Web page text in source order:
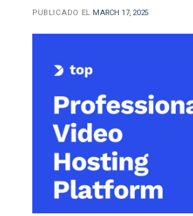
PUBLICADO EL MARCH 17, 2025